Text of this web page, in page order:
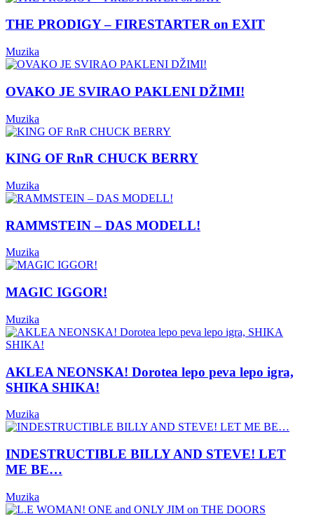
THE PRODIGY – FIRESTARTER on EXIT
Muzika
OVAKO JE SVIRAO PAKLENI DŽIMI!
Muzika
KING OF RnR CHUCK BERRY
Muzika
RAMMSTEIN – DAS MODELL!
Muzika
MAGIC IGGOR!
Muzika
AKLEA NEONSKA! Dorotea lepo peva lepo igra,
SHIKA SHIKA!
Muzika
INDESTRUCTIBLE BILLY AND STEVE! LET
ME BE…
Muzika